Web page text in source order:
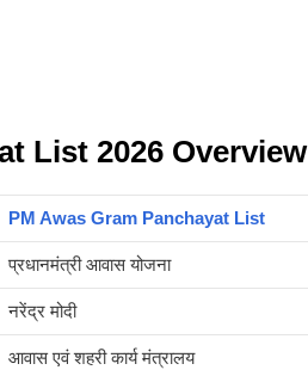
List 2026 Overview
PM Awas Gram Panchayat List
प्रधानमंत्री आवास योजना
नरेंद्र मोदी
आवास एवं शहरी कार्य मंत्रालय